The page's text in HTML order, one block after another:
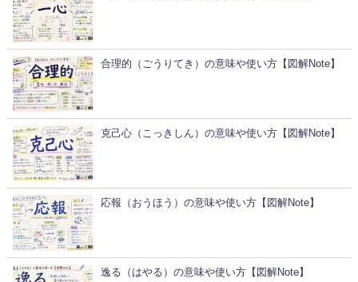
合理的（ごうりてき）の意味や使い方【図解Note】
克己心（こっきしん）の意味や使い方【図解Note】
応報（おうほう）の意味や使い方【図解Note】
逸る（はやる）の意味や使い方【図解Note】